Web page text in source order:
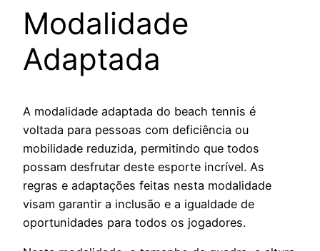
Modalidade
Adaptada
A modalidade adaptada do beach tennis é
voltada para pessoas com deficiência ou
mobilidade reduzida, permitindo que todos
possam desfrutar deste esporte incrível. As
regras e adaptações feitas nesta modalidade
visam garantir a inclusão e a igualdade de
oportunidades para todos os jogadores.